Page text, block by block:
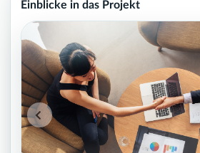
Vertriebsagent (MCP) , die
Projektteam: SupraTix GmbH.
Historischer Finanzierungsstand: 0
Unterstützer:innen: 0. Erreicht: 0
Historisch veröffentlichte
Aktiver Seitenabschnitt:
Qualitätssicherung: Kanonische
Einblicke in das Projekt